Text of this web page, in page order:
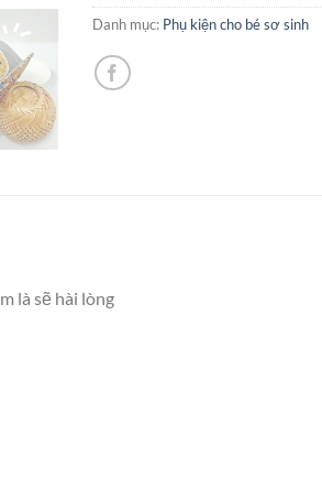
Danh mục: Phụ kiện cho bé sơ sinh
là sẽ hài lòng